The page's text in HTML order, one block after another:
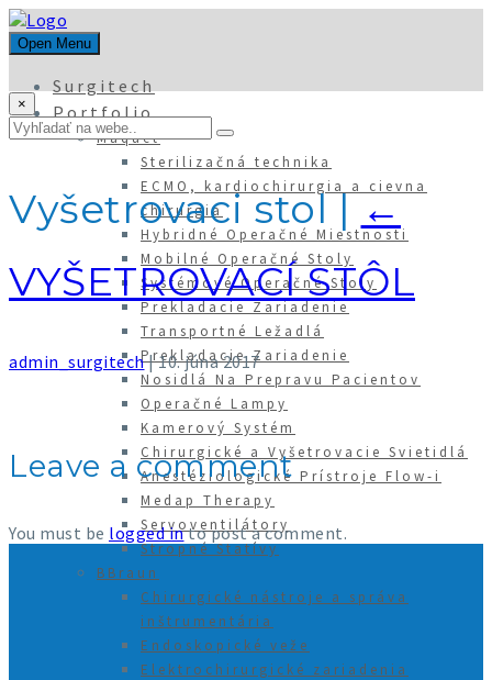
Open Menu
Surgitech
Portfolio
Maquet
Sterilizačná technika
ECMO, kardiochirurgia a cievna
chirurgia
Hybridné Operačné Miestnosti
Mobilné Operačné Stoly
Systémové Operačné Stoly
Prekladacie Zariadenie
Transportné Ležadlá
Prekladacie Zariadenie
Nosidlá Na Prepravu Pacientov
Operačné Lampy
Kamerový Systém
Chirurgické a Vyšetrovacie Svietidlá
Anestéziologické Prístroje Flow-i
Medap Therapy
Servoventilátory
Stropné Statívy
BBraun
Chirurgické nástroje a správa
inštrumentária
Endoskopické veže
Elektrochirurgické zariadenia
×
Vyšetrovaci stol| ←
VYŠETROVACÍ STÔL
admin_surgitech|10. júna 2017
Leave a comment
You must be logged into post a comment.